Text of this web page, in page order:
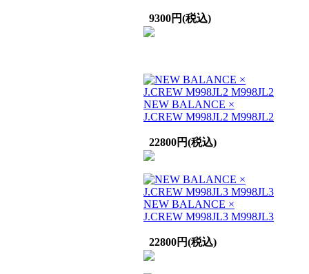
9300円(税込)
NEW BALANCE ×
J.CREW M998JL2 M998JL2
22800円(税込)
NEW BALANCE ×
J.CREW M998JL3 M998JL3
22800円(税込)